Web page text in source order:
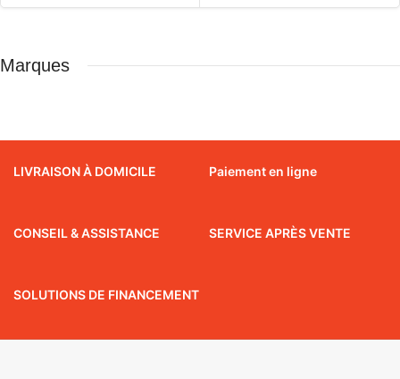
Marques
LIVRAISON À DOMICILE Paiement en ligne
CONSEIL & ASSISTANCE SERVICE APRÈS VENTE
SOLUTIONS DE FINANCEMENT